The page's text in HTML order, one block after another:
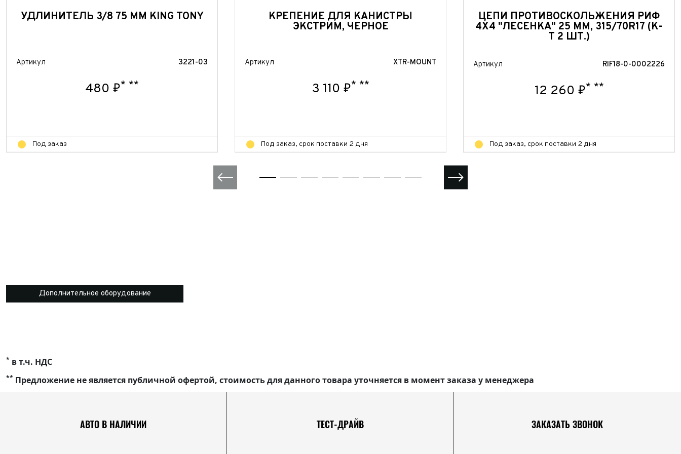
УДЛИНИТЕЛЬ 3/8 75 ММ KING TONY
Артикул 3221-03
480 ₽* **
Под заказ
КРЕПЕНИЕ ДЛЯ КАНИСТРЫ
ЭКСТРИМ, ЧЕРНОЕ
Артикул XTR-MOUNT
3 110 ₽* **
Под заказ, срок поставки 2 дня
ЦЕПИ ПРОТИВОСКОЛЬЖЕНИЯ РИФ
4Х4 "ЛЕСЕНКА" 25 ММ, 315/70R17 (К-
Т 2 ШТ.)
Артикул RIF18-0-0002226
12 260 ₽* **
Под заказ, срок поставки 2 дня
Дополнительное оборудование
* в т.ч. НДС
** Предложение не является публичной офертой, стоимость для данного товара уточняется в момент заказа у менеджера
АВТО В НАЛИЧИИ ТЕСТ-ДРАЙВ ЗАКАЗАТЬ ЗВОНОК
Отправить